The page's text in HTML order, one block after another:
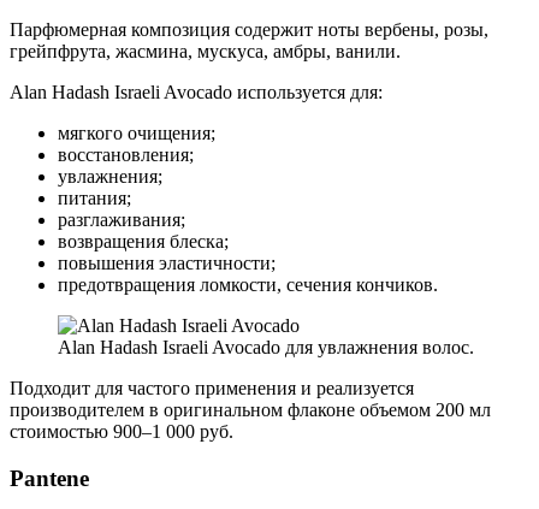
Парфюмерная композиция содержит ноты вербены, розы,
грейпфрута, жасмина, мускуса, амбры, ванили.
Alan Hadash Israeli Avocado используется для:
мягкого очищения;
восстановления;
увлажнения;
питания;
разглаживания;
возвращения блеска;
повышения эластичности;
предотвращения ломкости, сечения кончиков.
Alan Hadash Israeli Avocado для увлажнения волос.
Подходит для частого применения и реализуется
производителем в оригинальном флаконе объемом 200 мл
стоимостью 900–1 000 руб.
Pantene